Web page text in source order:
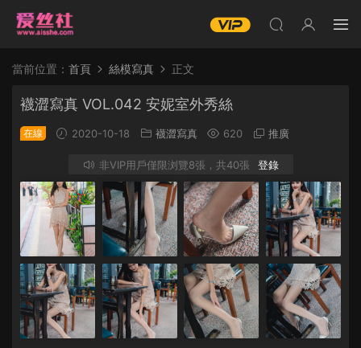
當前位置： 首頁 絲模寫真 正文
襪澀寫真 VOL.042 安妮室外秀絲
在線 2020-10-18 襪澀寫真 620 推廣
非VIP用戶僅限浏覽8張，共40張 登錄